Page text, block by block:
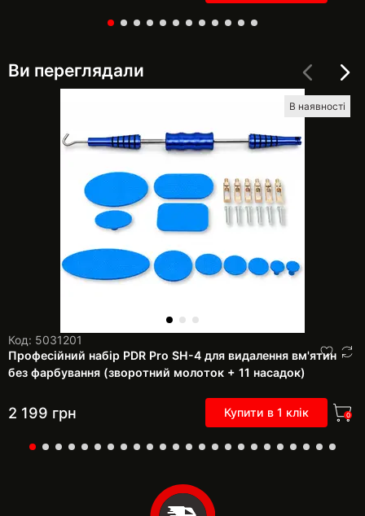
Ви переглядали
В наявності
Код: 5031201
Професійний набір PDR Pro SH-4 для видалення вм'ятин
без фарбування (зворотний молоток + 11 насадок)
2 199 грн Купити в 1 клік 0